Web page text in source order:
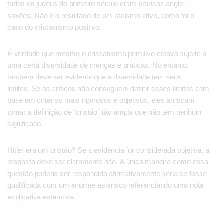
todos os judeus do primeiro século eram brancos anglo-
saxões. Não é o resultado de um racismo ativo, como foi o
caso do cristianismo positivo.
É verdade que mesmo o cristianismo primitivo estava sujeito a
uma certa diversidade de crenças e práticas. No entanto,
também deve ser evidente que a diversidade tem seus
limites. Se os críticos não conseguem definir esses limites com
base em critérios mais rigorosos e objetivos, eles arriscam
tornar a definição de “cristão” tão ampla que não tem nenhum
significado.
Hitler era um cristão? Se a evidência for considerada objetiva, a
resposta deve ser claramente não. A única maneira como essa
questão poderia ser respondida afirmativamente seria se fosse
qualificada com um enorme asterisco referenciando uma nota
explicativa extensiva.